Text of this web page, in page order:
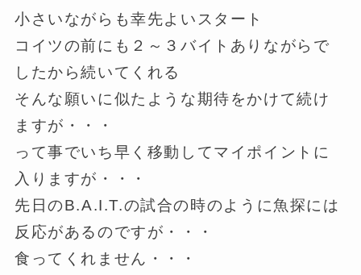
小さいながらも幸先よいスタート
コイツの前にも２～３バイトありながらで
したから続いてくれる
そんな願いに似たような期待をかけて続け
ますが・・・
って事でいち早く移動してマイポイントに
入りますが・・・
先日のB.A.I.T.の試合の時のように魚探には
反応があるのですが・・・
食ってくれません・・・